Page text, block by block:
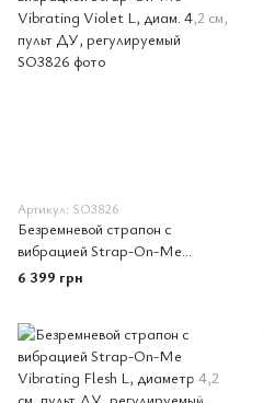
Артикул: SO3826
Безремневой страпон с
вибрацией Strap-On-Me
Vibrating Violet L, диам. 4,2 см,
пульт ДУ, регулируемый
6 399 грн